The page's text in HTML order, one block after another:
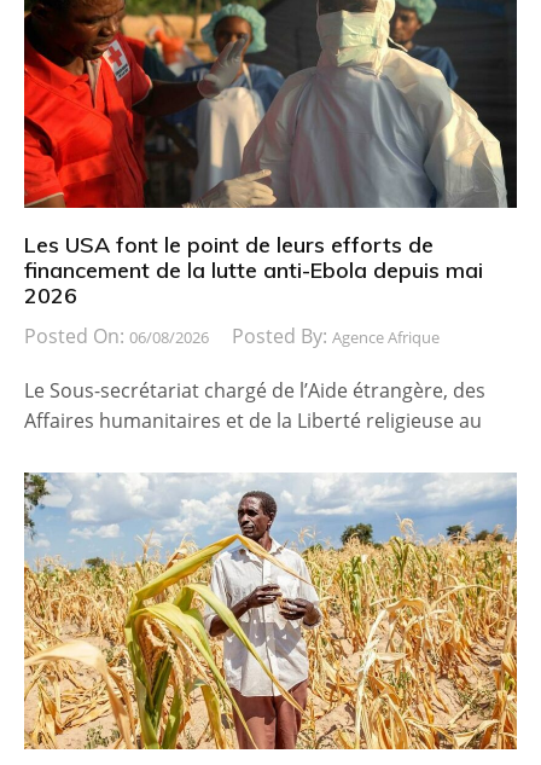
Les USA font le point de leurs efforts de
financement de la lutte anti-Ebola depuis mai
2026
Posted On: 06/08/2026 Posted By: Agence Afrique
Le Sous-secrétariat chargé de l’Aide étrangère, des
Affaires humanitaires et de la Liberté religieuse au